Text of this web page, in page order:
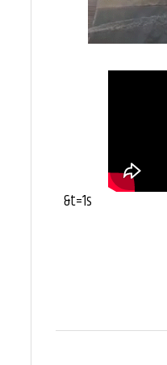
&t=1s